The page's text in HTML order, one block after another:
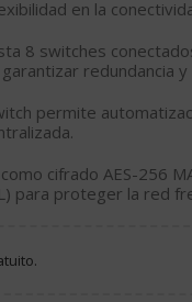
en la
8 switches
redundancia
permite
cifrado AES-256
para proteger la red